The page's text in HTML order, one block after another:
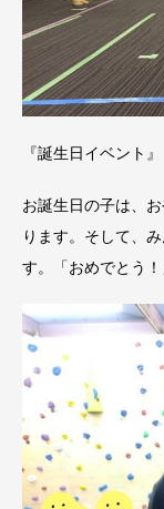
『誕生日イベント』
お誕生日の子は、
ります。そして、
す。「おめでとう